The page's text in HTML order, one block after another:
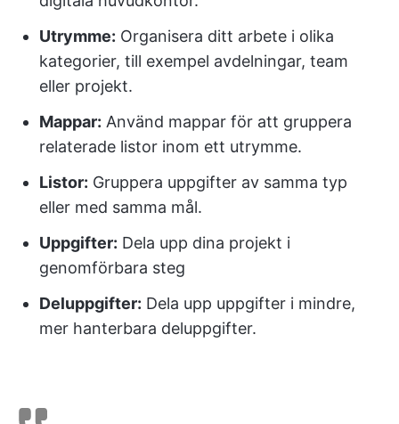
Utrymme: Organisera ditt arbete i olika
kategorier, till exempel avdelningar, team
eller projekt.
Mappar: Använd mappar för att gruppera
relaterade listor inom ett utrymme.
Listor: Gruppera uppgifter av samma typ
eller med samma mål.
Uppgifter: Dela upp dina projekt i
genomförbara steg
Deluppgifter: Dela upp uppgifter i mindre,
mer hanterbara deluppgifter.